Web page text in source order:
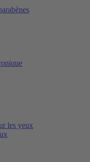
les yeux